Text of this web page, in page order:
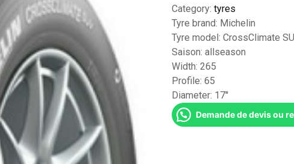
Category:tyres
Tyre brand: Michelin
Tyre model:CrossClimate
Saison:allseason
Width:265
Profile:65
Diameter: 17''
Demande de devis ou